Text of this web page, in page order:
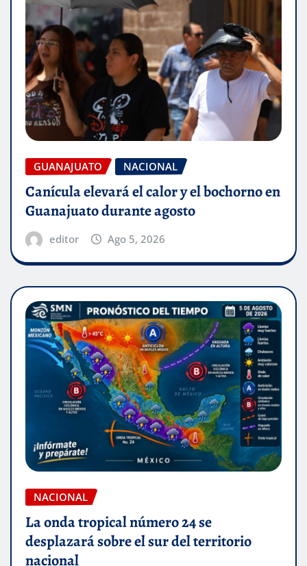
GUANAJUATO NACIONAL
Canícula elevará el calor y el bochorno en
Guanajuato durante agosto
editor Ago 5, 2026
NACIONAL
La onda tropical número 24 se
desplazará sobre el sur del territorio
nacional